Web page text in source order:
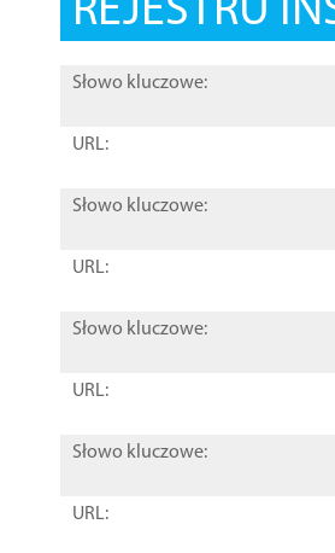
REJESTRU
Słowo kluczowe:
URL:
Słowo kluczowe:
URL:
Słowo kluczowe:
URL:
Słowo kluczowe:
URL: